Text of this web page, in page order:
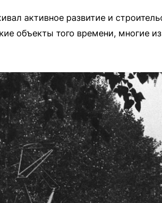
активное развитие и
объекты того времени, многие